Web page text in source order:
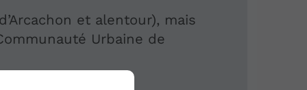
et alentour), mais
Urbaine de